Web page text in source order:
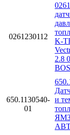
0261230112
K-
2.8
650.1130540-
01
и